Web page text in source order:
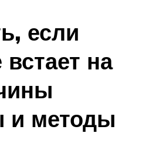
если
на
и методы